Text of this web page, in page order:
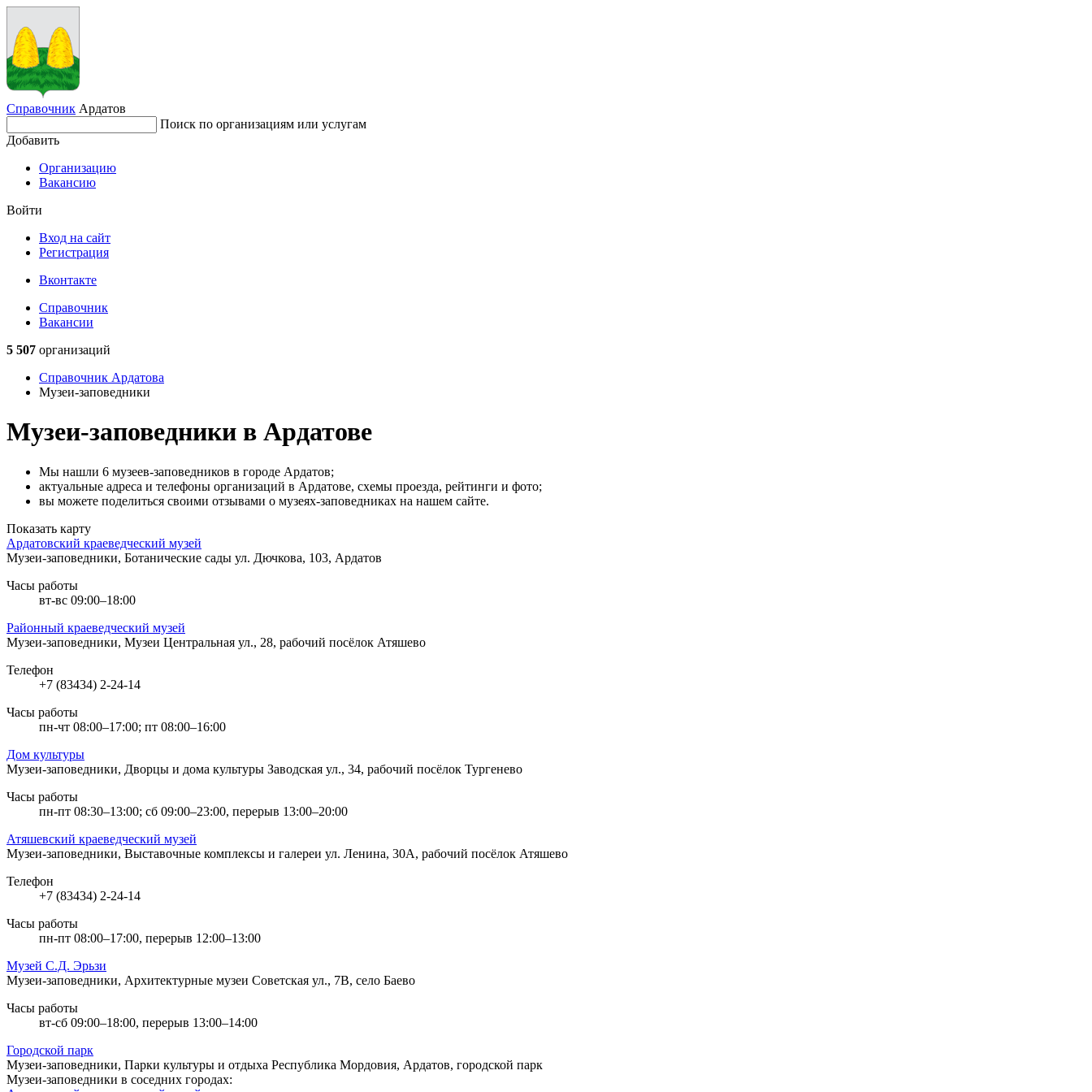
Справочник Ардатов
Поиск по организациям или услугам
Добавить
Организацию
Вакансию
Войти
Вход на сайт
Регистрация
Вконтакте
Справочник
Вакансии
5 507 организаций
Справочник Ардатова
Музеи-заповедники
Музеи-заповедники в Ардатове
Мы нашли 6 музеев-заповедников в городе Ардатов;
актуальные адреса и телефоны организаций в Ардатове, схемы проезда, рейтинги и фото;
вы можете поделиться своими отзывами о музеях-заповедниках на нашем сайте.
Показать карту
Ардатовский краеведческий музей
Музеи-заповедники, Ботанические сады ул. Дючкова, 103, Ардатов
Часы работы
вт-вс 09:00–18:00
Районный краеведческий музей
Музеи-заповедники, Музеи Центральная ул., 28, рабочий посёлок Атяшево
Телефон
+7 (83434) 2-24-14
Часы работы
пн-чт 08:00–17:00; пт 08:00–16:00
Дом культуры
Музеи-заповедники, Дворцы и дома культуры Заводская ул., 34, рабочий посёлок Тургенево
Часы работы
пн-пт 08:30–13:00; сб 09:00–23:00, перерыв 13:00–20:00
Атяшевский краеведческий музей
Музеи-заповедники, Выставочные комплексы и галереи ул. Ленина, 30А, рабочий посёлок Атяшево
Телефон
+7 (83434) 2-24-14
Часы работы
пн-пт 08:00–17:00, перерыв 12:00–13:00
Музей С.Д. Эрьзи
Музеи-заповедники, Архитектурные музеи Советская ул., 7В, село Баево
Часы работы
вт-сб 09:00–18:00, перерыв 13:00–14:00
Городской парк
Музеи-заповедники, Парки культуры и отдыха Республика Мордовия, Ардатов, городской парк
Музеи-заповедники в соседних городах: